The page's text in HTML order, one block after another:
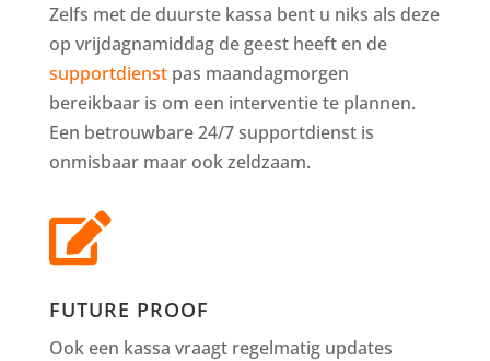
Zelfs met de duurste kassa bent u niks als deze
op vrijdagnamiddag de geest heeft en de
supportdienstpas maandagmorgen
bereikbaar is om een interventie te plannen.
Een betrouwbare 24/7 supportdienst is
onmisbaar maar ook zeldzaam.

FUTURE PROOF
Ook een kassa vraagt regelmatig updates